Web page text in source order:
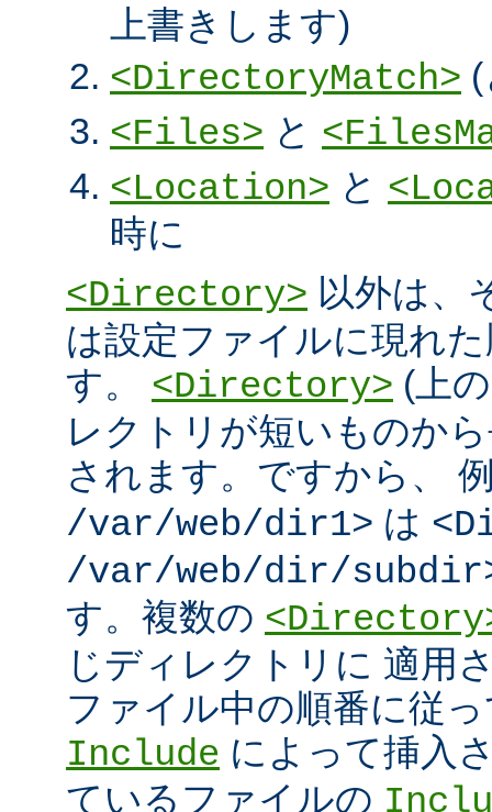
上書きします)
<DirectoryMatch>
<Files> と
<Location> と
時に
<Directory> 以外は、
は設定ファイルに現れ
す。 <Directory> (上
レクトリが短いものか
されます。ですから、
/var/web/dir1> は
/var/web/dir/
す。複数の
じディレクトリに 適用
ファイル中の順番に従
Include によって挿入
ているファイルの